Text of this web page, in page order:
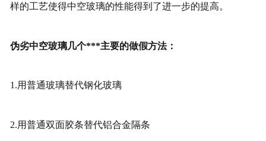
样的工艺使得中空玻璃的性能得到了进一步的提高。
伪劣中空玻璃几个***主要的做假方法：
1.用普通玻璃替代钢化玻璃
2.用普通双面胶条替代铝合金隔条